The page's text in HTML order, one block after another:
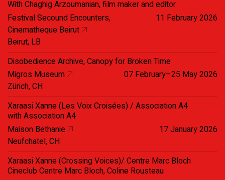
With Chaghig Arzoumanian, film maker and editor
Festival Secound Encounters,
Cinematheque Beirut
Beirut, LB
11 February 2026
Disobedience Archive, Canopy for Broken Time
Migros Museum
Zürich, CH
07 February–25 May 2026
Xaraasi Xanne (Les Voix Croisées) / Association A4
with Association A4
Maison Bethanie
Neufchatel, CH
17 January 2026
Xaraasi Xanne (Crossing Voices)/ Centre Marc Bloch
Cineclub Centre Marc Bloch, Coline Rousteau